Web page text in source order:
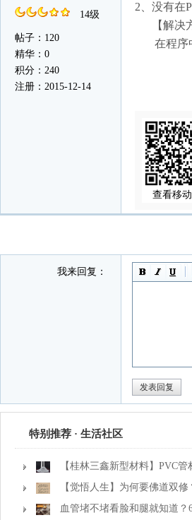
14级
帖子：120
精华：0
积分：240
注册：2015-12-14
2、没有在
【解决方
在程序中
查看移
我来回复：
特别推荐 · 生活社区
【桂林三鑫新型材料】PVC
【觉悟人生】为何要佛道双修
血管堵不堵看脸和腿就知道？